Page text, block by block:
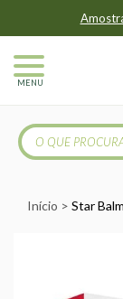
MENU
Início Star